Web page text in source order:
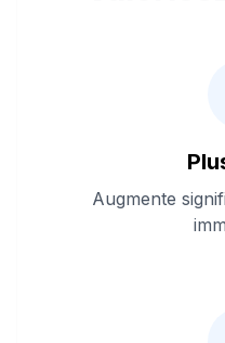
Augmente